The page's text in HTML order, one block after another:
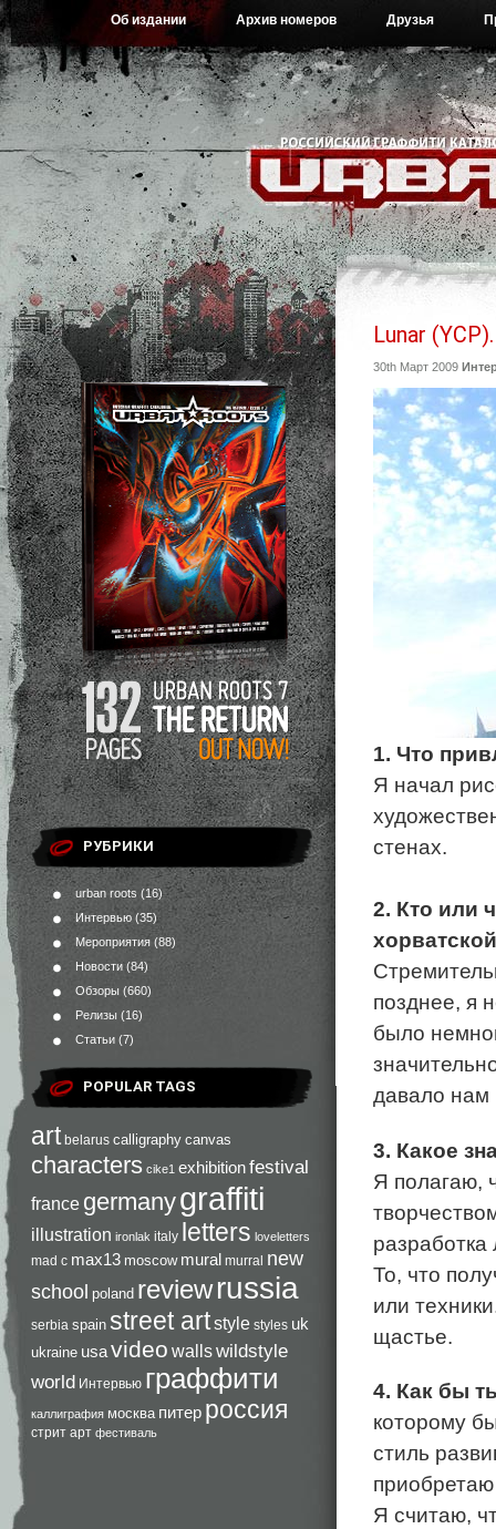
Об издании Архив номеров Друзья
РУБРИКИ
urban roots (16)
Интервью (35)
Мероприятия (88)
Новости (84)
Обзоры (660)
Релизы (16)
Статьи (7)
POPULAR TAGS
art belarus calligraphy canvas
characters cike1 exhibitionfestival
france germanygraffiti
illustration ironlak italy letters loveletters
mad c max13 moscow mural murral new
school poland reviewrussia
serbia spain street artstyle styles uk
ukraine usavideo wallswildstyle
world Интервью граффити
каллиграфия москва питер россия
стрит арт фестиваль
Lunar
30th Март 2009
1. Что
Я начал
стенах.
2. Кто или
позднее, я
было
давало нам
3. Какое
Я полагаю,
То, что
или
щастье.
4. Как бы
которому
стиль
Я считаю,